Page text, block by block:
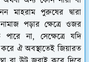
মাহরাম পুরুষের দ্বারা
পড়ার ক্ষেত্রে ওজর
না, সেক্ষেত্রে যদি
ঐ অবস্থাতেই জিয়ারত